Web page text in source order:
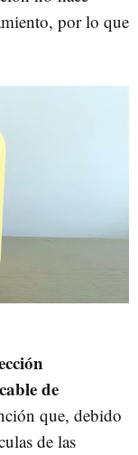
por lo que
de
que, debido
de las